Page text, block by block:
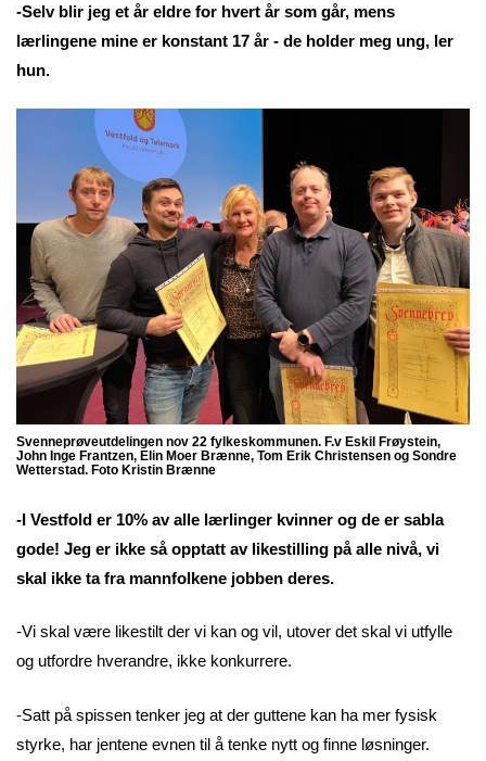
-Selv blir jeg et år eldre for hvert år som går, mens
lærlingene mine er konstant 17 år - de holder meg ung, ler
hun.
Svenneprøveutdelingen nov 22 fylkeskommunen. F.v Eskil Frøystein,
John Inge Frantzen, Elin Moer Brænne, Tom Erik Christensen og Sondre
Wetterstad. Foto Kristin Brænne
-I Vestfold er 10% av alle lærlinger kvinner og de er sabla
gode! Jeg er ikke så opptatt av likestilling på alle nivå, vi
skal ikke ta fra mannfolkene jobben deres.
-Vi skal være likestilt der vi kan og vil, utover det skal vi utfylle
og utfordre hverandre, ikke konkurrere.
-Satt på spissen tenker jeg at der guttene kan ha mer fysisk
styrke, har jentene evnen til å tenke nytt og finne løsninger.